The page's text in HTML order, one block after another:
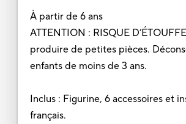
À partir de 6 ans
ATTENTION : RISQUE
produire de petites pièces.
enfants de moins de 3 ans.
Inclus : Figurine, 6 accessoires et
français.